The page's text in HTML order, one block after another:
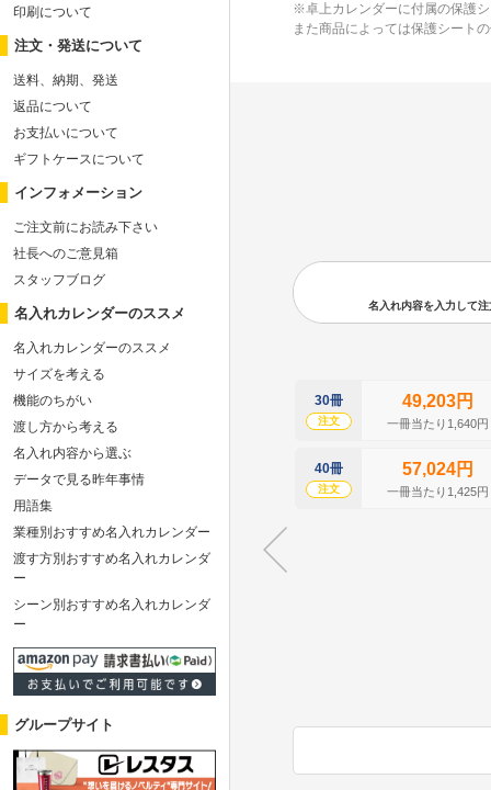
※卓上カレンダーに付属の保護
また商品によっては保護シート
名入れ内容を入力して
30冊
注文
49,203円
一冊当たり1,640円
40冊
注文
57,024円
一冊当たり1,425円
印刷について
注文・発送について
送料、納期、発送
返品について
お支払いについて
ギフトケースについて
インフォメーション
ご注文前にお読み下さい
社長へのご意見箱
スタッフブログ
名入れカレンダーのススメ
名入れカレンダーのススメ
サイズを考える
機能のちがい
渡し方から考える
名入れ内容から選ぶ
データで見る昨年事情
用語集
業種別おすすめ名入れカレンダー
渡す方別おすすめ名入れカレンダ
ー
シーン別おすすめ名入れカレンダ
ー
グループサイト